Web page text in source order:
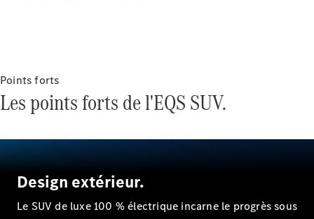
Berlines
CLA
Électrique
CLA
Berline
C
Berline
EQE
Berline
Électrique
Points forts
Les points forts de l'EQS SUV.
Design extérieur.
Le SUV de luxe 100 % électrique incarne le progrès sous